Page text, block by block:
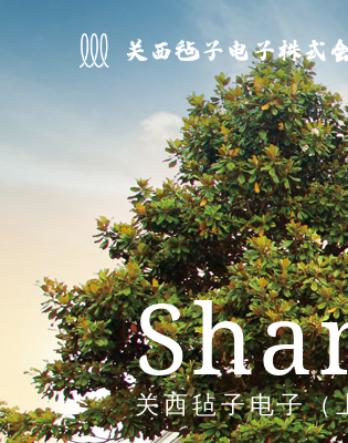
关西毡子电子（